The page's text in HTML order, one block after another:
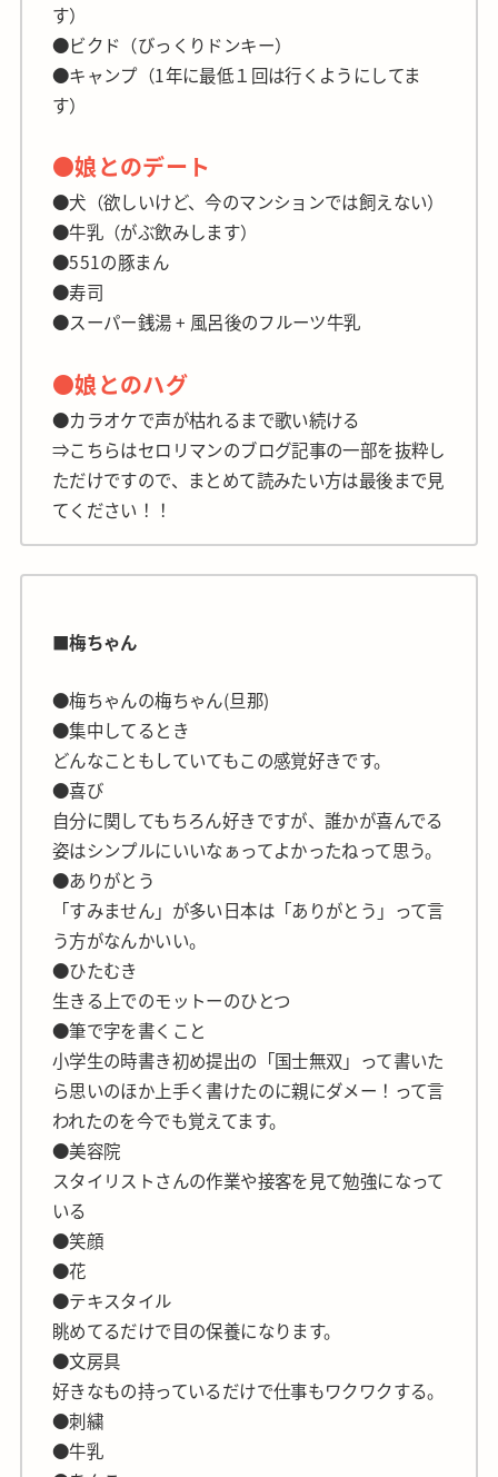
す）
●ビクド（びっくりドンキー）
●キャンプ（1年に最低１回は行くようにしてま
す）
●娘とのデート
●犬（欲しいけど、今のマンションでは飼えない）
●牛乳（がぶ飲みします）
●551の豚まん
●寿司
●スーパー銭湯 + 風呂後のフルーツ牛乳
●娘とのハグ
●カラオケで声が枯れるまで歌い続ける
⇒こちらはセロリマンのブログ記事の一部を抜粋し
ただけですので、まとめて読みたい方は最後まで見
てください！！
■梅ちゃん
●梅ちゃんの梅ちゃん(旦那)
●集中してるとき
どんなこともしていてもこの感覚好きです。
●喜び
自分に関してもちろん好きですが、誰かが喜んでる
姿はシンプルにいいなぁってよかったねって思う。
●ありがとう
「すみません」が多い日本は「ありがとう」って言
う方がなんかいい。
●ひたむき
生きる上でのモットーのひとつ
●筆で字を書くこと
小学生の時書き初め提出の「国士無双」って書いた
ら思いのほか上手く書けたのに親にダメー！って言
われたのを今でも覚えてます。
●美容院
スタイリストさんの作業や接客を見て勉強になって
いる
●笑顔
●花
●テキスタイル
眺めてるだけで目の保養になります。
●文房具
好きなもの持っているだけで仕事もワクワクする。
●刺繍
●牛乳